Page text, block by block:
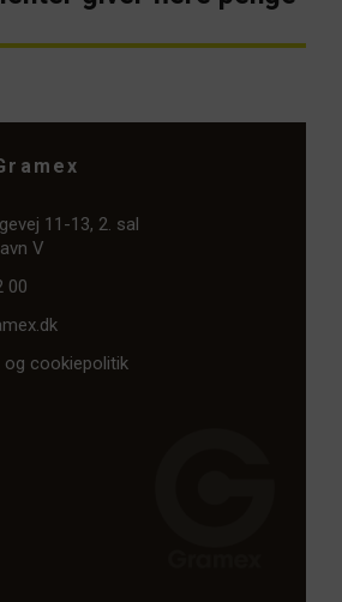
11-13, 2. sal
V
00
cookiepolitik